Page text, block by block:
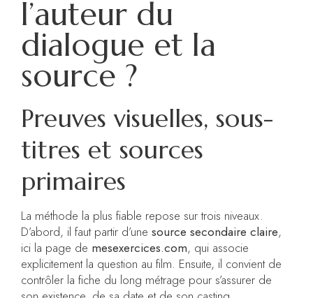
l’auteur du
dialogue et la
source ?
Preuves visuelles, sous-
titres et sources
primaires
La méthode la plus fiable repose sur trois niveaux.
D’abord, il faut partir d’une source secondaire claire,
ici la page de mesexercices.com, qui associe
explicitement la question au film. Ensuite, il convient de
contrôler la fiche du long métrage pour s’assurer de